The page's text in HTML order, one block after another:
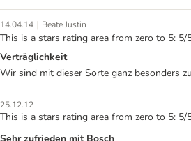
14.04.14 | Beate Justin
This is a stars rating area from zero to 5: 5/
Verträglichkeit
Wir sind mit dieser Sorte ganz besonders
25.12.12
This is a stars rating area from zero to 5: 5/